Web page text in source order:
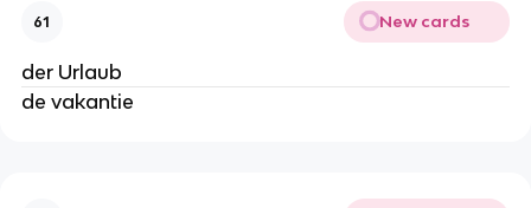
61 New cards
der Urlaub
de vakantie